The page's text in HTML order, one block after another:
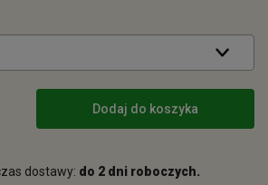
Dodaj do koszyka
dostawy: do 2 dni roboczych.